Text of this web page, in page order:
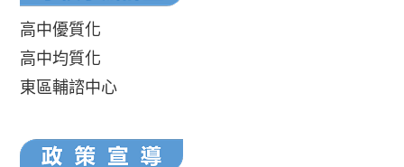
高中優質化
高中均質化
東區輔諮中心